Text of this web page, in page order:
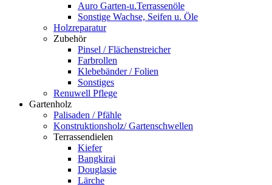
Auro Garten-u.Terrassenöle
Sonstige Wachse, Seifen u. Öle
Holzreparatur
Zubehör
Pinsel / Flächenstreicher
Farbrollen
Klebebänder / Folien
Sonstiges
Renuwell Pflege
Gartenholz
Palisaden / Pfähle
Konstruktionsholz/ Gartenschwellen
Terrassendielen
Kiefer
Bangkirai
Douglasie
Lärche